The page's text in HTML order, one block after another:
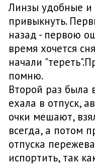
Линзы удобные
привыкнуть.
назад - первою
время хочется
начали
помню.
Второй раз была
ехала в отпуск,
очки мешают,
всегда, а потом
отпуска
испортить, так